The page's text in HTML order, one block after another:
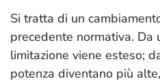
Si tratta di un
precedente normativa.
limitazione viene esteso;
potenza diventano più